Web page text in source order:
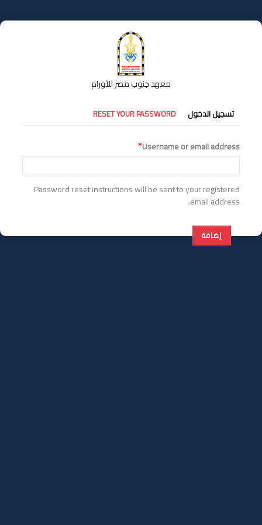
إلى
المحتوى
معهد جنوب مصر للأورام
التبويبات
الأساسية
تسجيل الدخول RESET YOUR PASSWORD
Username or email address
Password reset instructions will be sent to your registered
email address.